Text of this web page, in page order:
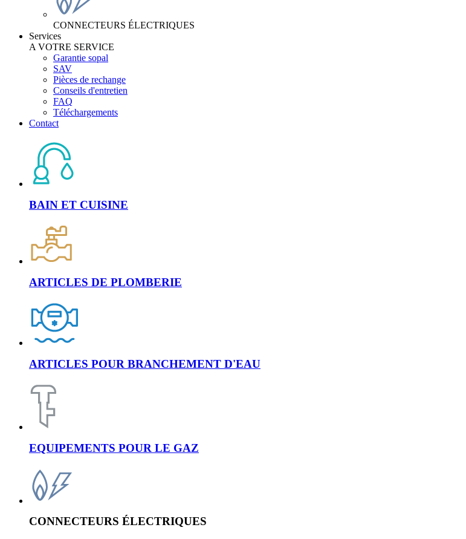
CONNECTEURS ÉLECTRIQUES
Services
A VOTRE SERVICE
Garantie sopal
SAV
Pièces de rechange
Conseils d'entretien
FAQ
Téléchargements
Contact
BAIN ET CUISINE
ARTICLES DE PLOMBERIE
ARTICLES POUR BRANCHEMENT D'EAU
EQUIPEMENTS POUR LE GAZ
CONNECTEURS ÉLECTRIQUES